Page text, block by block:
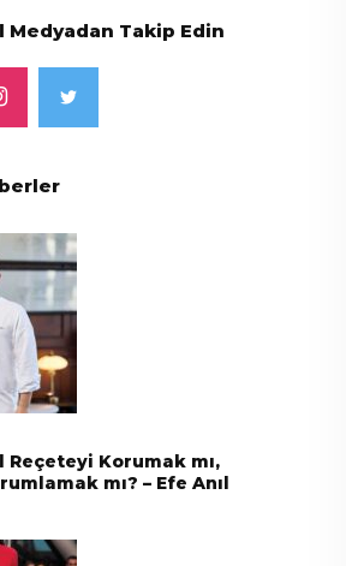
Medyadan Takip Edin
Reçeteyi Korumak mı,
mı? – Efe Anıl